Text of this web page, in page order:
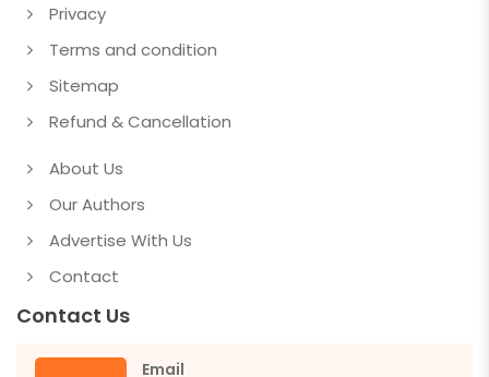
Privacy
Terms and condition
Sitemap
Refund & Cancellation
About Us
Our Authors
Advertise With Us
Contact
Contact Us
Email